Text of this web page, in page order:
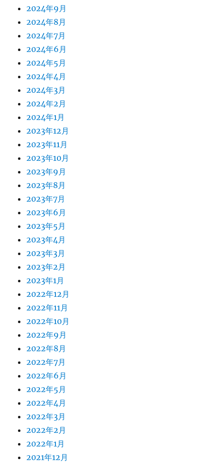
2024年9月
2024年8月
2024年7月
2024年6月
2024年5月
2024年4月
2024年3月
2024年2月
2024年1月
2023年12月
2023年11月
2023年10月
2023年9月
2023年8月
2023年7月
2023年6月
2023年5月
2023年4月
2023年3月
2023年2月
2023年1月
2022年12月
2022年11月
2022年10月
2022年9月
2022年8月
2022年7月
2022年6月
2022年5月
2022年4月
2022年3月
2022年2月
2022年1月
2021年12月